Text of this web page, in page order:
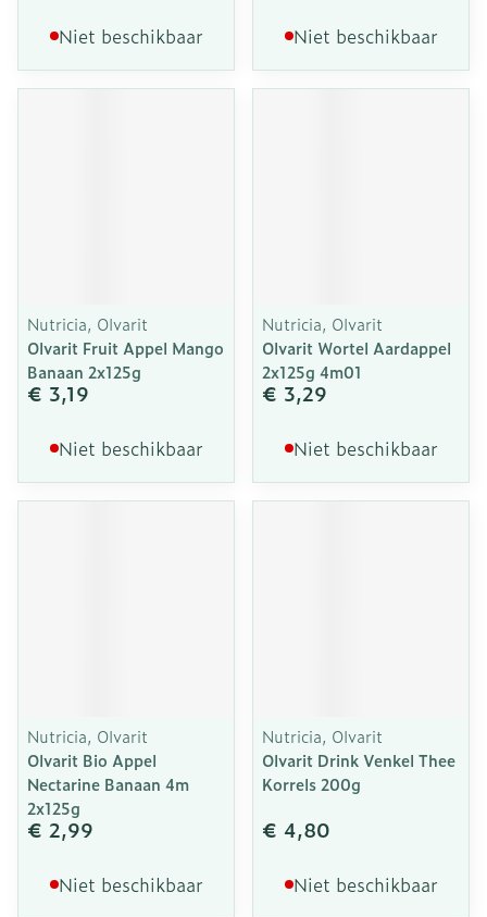
Niet beschikbaar Niet beschikbaar
Nutricia, Olvarit
Olvarit Fruit Appel Mango
Banaan 2x125g
€ 3,19
Niet beschikbaar
Nutricia, Olvarit
Olvarit Wortel Aardappel
2x125g 4m01
€ 3,29
Niet beschikbaar
Nutricia, Olvarit
Olvarit Bio Appel
Nectarine Banaan 4m
2x125g
€ 2,99
Niet beschikbaar
Nutricia, Olvarit
Olvarit Drink Venkel Thee
Korrels 200g
€ 4,80
Niet beschikbaar